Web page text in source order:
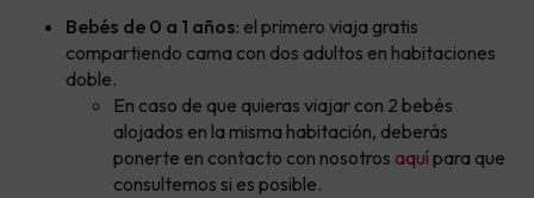
Bebés de 0 a 1 años: el primero viaja gratis
compartiendo cama con dos adultos en habitaciones
doble.
En caso de que quieras viajar con 2 bebés
alojados en la misma habitación, deberás
ponerte en contacto con nosotros aquípara que
consultemos si es posible.